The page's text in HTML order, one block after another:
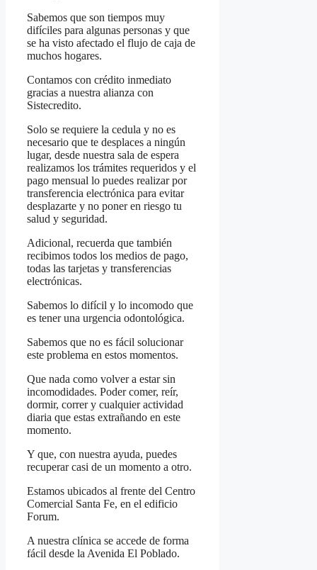
Sabemos que son tiempos muy
difíciles para algunas personas y que
se ha visto afectado el flujo de caja de
muchos hogares.
Contamos con crédito inmediato
gracias a nuestra alianza con
Sistecredito.
Solo se requiere la cedula y no es
necesario que te desplaces a ningún
lugar, desde nuestra sala de espera
realizamos los trámites requeridos y el
pago mensual lo puedes realizar por
transferencia electrónica para evitar
desplazarte y no poner en riesgo tu
salud y seguridad.
Adicional, recuerda que también
recibimos todos los medios de pago,
todas las tarjetas y transferencias
electrónicas.
Sabemos lo difícil y lo incomodo que
es tener una urgencia odontológica.
Sabemos que no es fácil solucionar
este problema en estos momentos.
Que nada como volver a estar sin
incomodidades. Poder comer, reír,
dormir, correr y cualquier actividad
diaria que estas extrañando en este
momento.
Y que, con nuestra ayuda, puedes
recuperar casi de un momento a otro.
Estamos ubicados al frente del Centro
Comercial Santa Fe, en el edificio
Forum.
A nuestra clínica se accede de forma
fácil desde la Avenida El Poblado.